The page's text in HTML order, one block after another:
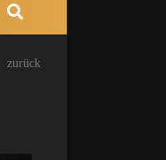
zurück